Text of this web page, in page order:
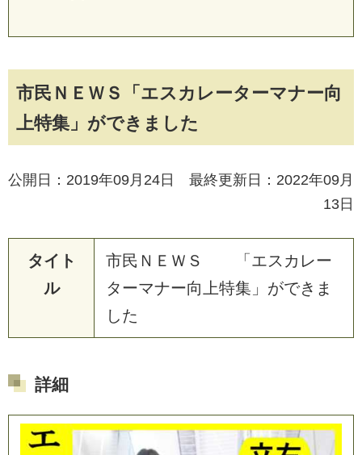
市民ＮＥＷＳ「エスカレーターマナー向
上特集」ができました
公開日：2019年09月24日 最終更新日：2022年09月
13日
タイト
ル
市民 Ｎ Ｅ Ｗ Ｓ 「 エス カ レー
ターマナー向 上特集 」 ができ ま
した
詳細